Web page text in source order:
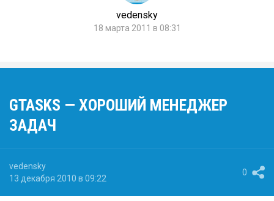
vedensky
18 марта 2011 в 08:31
GTASKS — ХОРОШИЙ МЕНЕДЖЕР
ЗАДАЧ
vedensky
13 декабря 2010 в 09:22
0